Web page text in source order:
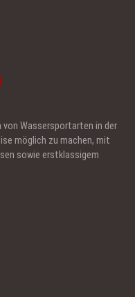
von Wassersportarten in der
möglich zu machen, mit
sowie erstklassigem